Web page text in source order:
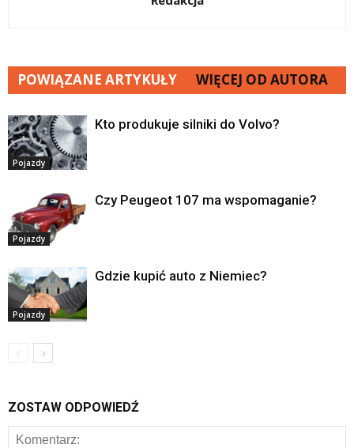
POWIĄZANE ARTYKUŁY WIĘCEJ OD AUTORA
Pojazdy
Kto produkuje silniki do Volvo?
Pojazdy
Czy Peugeot 107 ma wspomaganie?
Pojazdy
Gdzie kupić auto z Niemiec?
ZOSTAW ODPOWIEDŹ